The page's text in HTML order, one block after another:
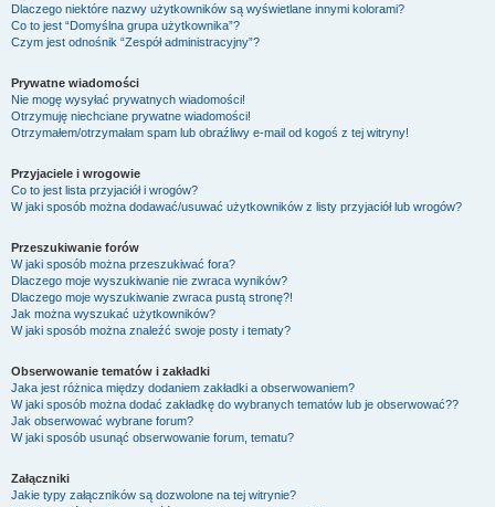
Dlaczego niektóre nazwy użytkowników są wyświetlane innymi kolorami?
Co to jest “Domyślna grupa użytkownika”?
Czym jest odnośnik “Zespół administracyjny”?
Prywatne wiadomości
Nie mogę wysyłać prywatnych wiadomości!
Otrzymuję niechciane prywatne wiadomości!
Otrzymałem/otrzymałam spam lub obraźliwy e-mail od kogoś z tej witryny!
Przyjaciele i wrogowie
Co to jest lista przyjaciół i wrogów?
W jaki sposób można dodawać/usuwać użytkowników z listy przyjaciół lub wrogów?
Przeszukiwanie forów
W jaki sposób można przeszukiwać fora?
Dlaczego moje wyszukiwanie nie zwraca wyników?
Dlaczego moje wyszukiwanie zwraca pustą stronę?!
Jak można wyszukać użytkowników?
W jaki sposób można znaleźć swoje posty i tematy?
Obserwowanie tematów i zakładki
Jaka jest różnica między dodaniem zakładki a obserwowaniem?
W jaki sposób można dodać zakładkę do wybranych tematów lub je obserwować??
Jak obserwować wybrane forum?
W jaki sposób usunąć obserwowanie forum, tematu?
Załączniki
Jakie typy załączników są dozwolone na tej witrynie?